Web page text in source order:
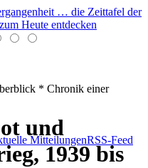
… die Zeittafel der
Heute entdecken
* Chronik einer
MitteilungenRSS-Feed
und
1939 bis